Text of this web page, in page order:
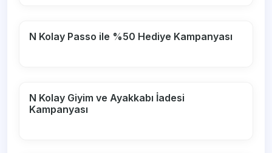
N Kolay Passo ile %50 Hediye Kampanyası
N Kolay Giyim ve Ayakkabı İadesi
Kampanyası